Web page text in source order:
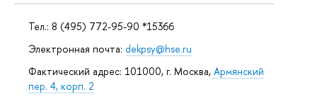
Тел.: 8 (495) 772-95-90 *15366
Электронная почта: dekpsy@hse.ru
Фактический адрес: 101000, г. Москва, Армянский
пер. 4, корп. 2